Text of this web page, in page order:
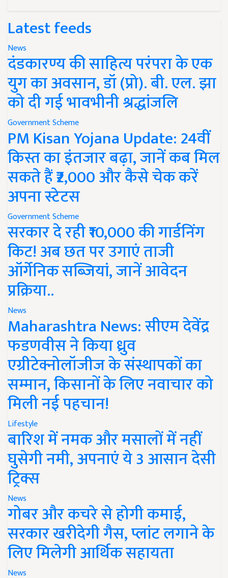
Latest feeds
News
दंडकारण्य की साहित्य परंपरा के एक
युग का अवसान, डॉ (प्रो). बी. एल. झा
को दी गई भावभीनी श्रद्धांजलि
Government Scheme
PM Kisan Yojana Update: 24वीं
किस्त का इंतजार बढ़ा, जानें कब मिल
सकते हैं ₹2,000 और कैसे चेक करें
अपना स्टेटस
Government Scheme
सरकार दे रही ₹10,000 की गार्डनिंग
किट! अब छत पर उगाएं ताजी
ऑर्गेनिक सब्जियां, जानें आवेदन
प्रक्रिया..
News
Maharashtra News: सीएम देवेंद्र
फडणवीस ने किया ध्रुव
एग्रीटेक्नोलॉजीज के संस्थापकों का
सम्मान, किसानों के लिए नवाचार को
मिली नई पहचान!
Lifestyle
बारिश में नमक और मसालों में नहीं
घुसेगी नमी, अपनाएं ये 3 आसान देसी
ट्रिक्स
News
गोबर और कचरे से होगी कमाई,
सरकार खरीदेगी गैस, प्लांट लगाने के
लिए मिलेगी आर्थिक सहायता
News